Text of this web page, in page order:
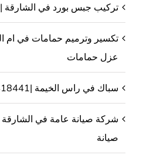
تركيب جبس بورد في الشارقة |0503418441
عزل حمامات
سباك في راس الخيمة |0503418441
صيانة